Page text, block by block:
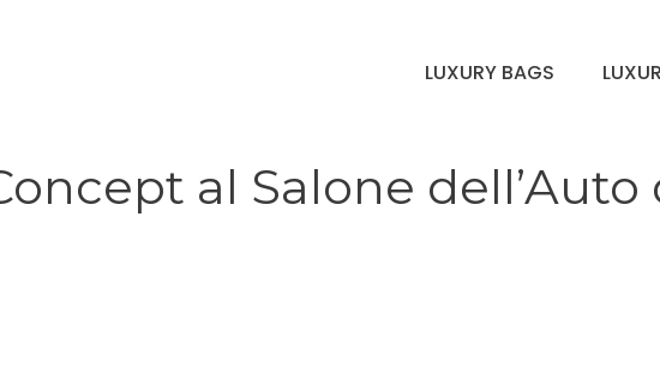
LUXURY BAGS
al Salone dell’Auto